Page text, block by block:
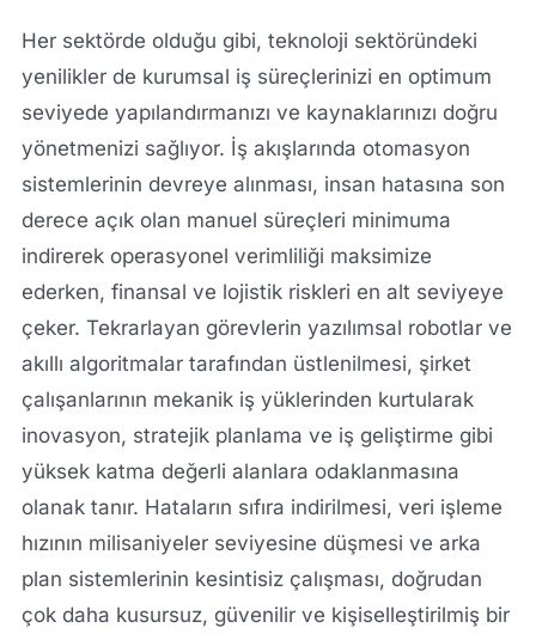
Her sektörde olduğu gibi, teknoloji sektöründeki
yenilikler de kurumsal iş süreçlerinizi en optimum
seviyede yapılandırmanızı ve kaynaklarınızı doğru
yönetmenizi sağlıyor. İş akışlarında otomasyon
sistemlerinin devreye alınması, insan hatasına son
derece açık olan manuel süreçleri minimuma
indirerek operasyonel verimliliği maksimize
ederken, finansal ve lojistik riskleri en alt seviyeye
çeker. Tekrarlayan görevlerin yazılımsal robotlar ve
akıllı algoritmalar tarafından üstlenilmesi, şirket
çalışanlarının mekanik iş yüklerinden kurtularak
inovasyon, stratejik planlama ve iş geliştirme gibi
yüksek katma değerli alanlara odaklanmasına
olanak tanır. Hataların sıfıra indirilmesi, veri işleme
hızının milisaniyeler seviyesine düşmesi ve arka
plan sistemlerinin kesintisiz çalışması, doğrudan
çok daha kusursuz, güvenilir ve kişiselleştirilmiş bir